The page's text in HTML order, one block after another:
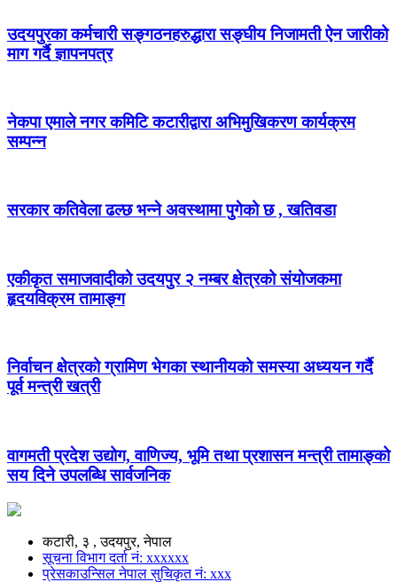
उदयपुरका कर्मचारी सङ्गठनहरुद्धारा सङ्घीय निजामती ऐन जारीको
माग गर्दै ज्ञापनपत्र
नेकपा एमाले नगर कमिटि कटारीद्वारा अभिमुखिकरण कार्यक्रम
सम्पन्न
सरकार कतिवेला ढल्छ भन्ने अवस्थामा पुगेको छ , खतिवडा
एकीकृत समाजवादीको उदयपुर २ नम्बर क्षेत्रको संयोजकमा
हृदयविक्रम तामाङ्ग
निर्वाचन क्षेत्रको ग्रामिण भेगका स्थानीयको समस्या अध्ययन गर्दै
पूर्व मन्त्री खत्री
वागमती प्रदेश उद्योग, वाणिज्य, भूमि तथा प्रशासन मन्त्री तामाङ्को
सय दिने उपलब्धि सार्वजनिक
कटारी, ३ , उदयपुर, नेपाल
सूचना विभाग दर्ता नं: xxxxxx
प्रेसकाउन्सिल नेपाल सुचिकृत नं: xxx